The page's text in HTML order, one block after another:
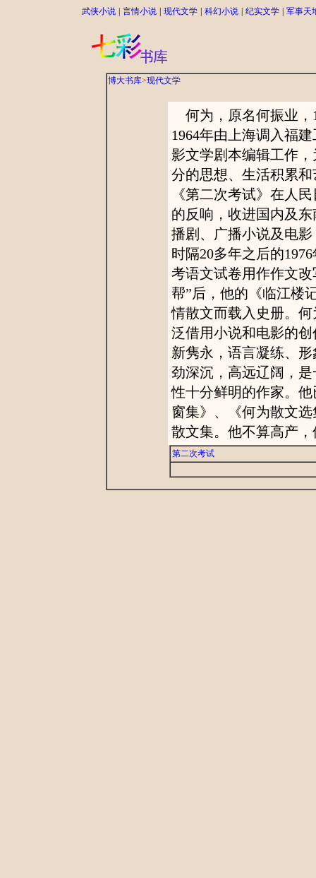
武侠小说 言情小说 现代文学 科幻小说 纪实文学 军事天
博大书库>现代文学
何为，原名何振业，
1964年由上海调入福
影文学剧本编辑工作
分的思想、生活积累
《第二次考试》在人
的反响，收进国内及
播剧、广播小说及电
时隔20多年之后的
考语文试卷用作作文
帮”后，他的《临江楼
情散文而载入史册。
泛借用小说和电影的
新隽永，语言凝练、
劲深沉，高远辽阔，
性十分鲜明的作家。
窗集》、《何为散文
散文集。他不算高产
第二次考试